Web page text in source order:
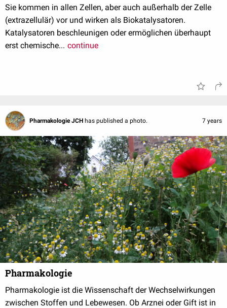
Sie kommen in allen Zellen, aber auch außerhalb der Zelle
(extrazellulär) vor und wirken als Biokatalysatoren.
Katalysatoren beschleunigen oder ermöglichen überhaupt
erst chemische... continue
Pharmakologie JCH has published a photo. 7 years
Pharmakologie
Pharmakologie ist die Wissenschaft der Wechselwirkungen
zwischen Stoffen und Lebewesen. Ob Arznei oder Gift ist in